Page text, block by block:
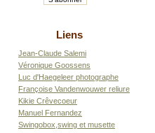
Liens
Jean-Claude Salemi
Véronique Goossens
Luc d'Haegeleer photographe
Françoise Vandenwouwer reliure
Kikie Crêvecoeur
Manuel Fernandez
Swingobox,swing et musette